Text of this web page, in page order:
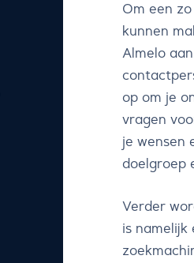
Om een
kunnen
Almelo
op om je
vragen
je wensen
doelgroep
Verder
is namelijk